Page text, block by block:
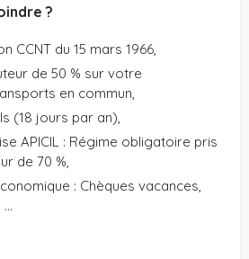
?
CCNT du 15 mars 1966,
de 50 % sur votre
en commun,
(18 jours par an),
APICIL : Régime obligatoire pris
de 70 %,
: Chèques vacances,
…